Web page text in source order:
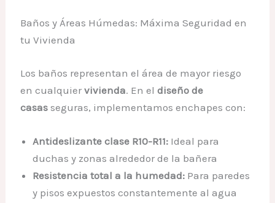
Baños y Áreas Húmedas: Máxima Seguridad en
tu Vivienda
Los baños representan el área de mayor riesgo
en cualquiervivienda. En eldiseño de
casas seguras, implementamos enchapes con:
Antideslizante clase R10-R11: Ideal para
duchas y zonas alrededor de la bañera
Resistencia total a la humedad: Para paredes
y pisos expuestos constantemente al agua